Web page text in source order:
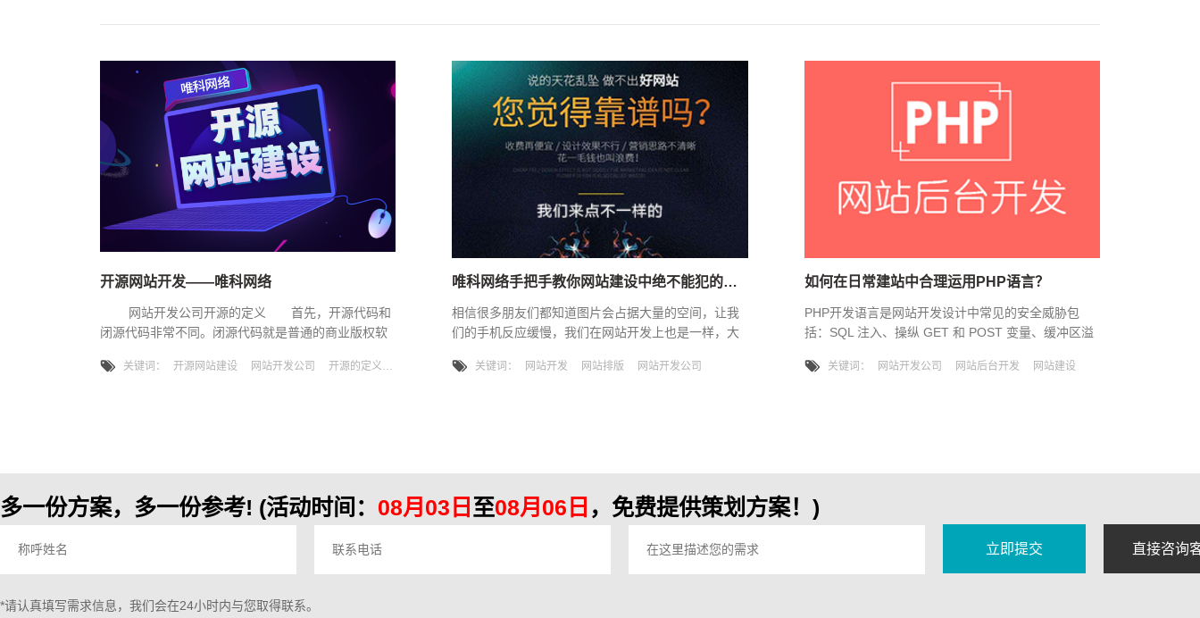
开源网站开发——唯科网络
网站开发公司开源的定义 首先，开源代码和
闭源代码非常不同。闭源代码就是普通的商业版权软
只有他能修改。而开源代码，任何人都可以查看和修
关键词： 开源网站建设 网站开发公司 开源的定义
唯科网络手把手教你网站建设中绝不能犯的错误
相信很多朋友们都知道图片会占据大量的空间，让我
们的手机反应缓慢，我们在网站开发上也是一样，大
浏览的兴趣。那么在网站建设时哪些错误是不能犯得
关键词： 网站开发 网站排版 网站开发公司
如何在日常建站中合理运用PHP语言？
PHP开发语言是网站开发设计中常见的安全威胁包
括：SQL 注入、操纵 GET 和 POST 变量、缓冲区溢
程表单提交。那么在网站开发中我们应如何去合理运
关键词： 网站开发公司 网站后台开发 网站建设
多一份方案，多一份参考! (活动时间： 08月03日 至08月06日 ，免费提供策划方案！)
*请认真填写需求信息，我们会在24小时内与您取得联系。